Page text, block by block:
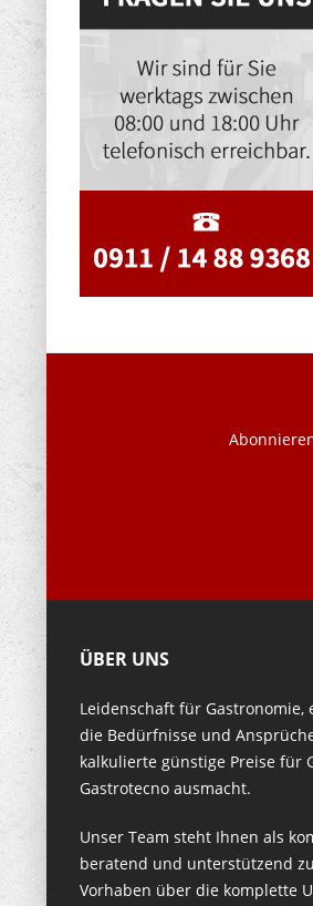
ÜBER UNS
Leidenschaft für
die Bedürfnisse und
kalkulierte günstige Preise für
Gastrotecno ausmacht.
Unser Team steht Ihnen als
beratend und unterstützend
Vorhaben über die komplette